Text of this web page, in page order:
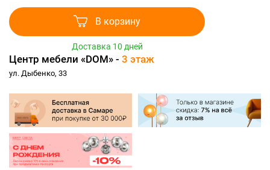
В корзину
Доставка 10 дней
Центр мебели «DOM» - 3 этаж
ул. Дыбенко, 33